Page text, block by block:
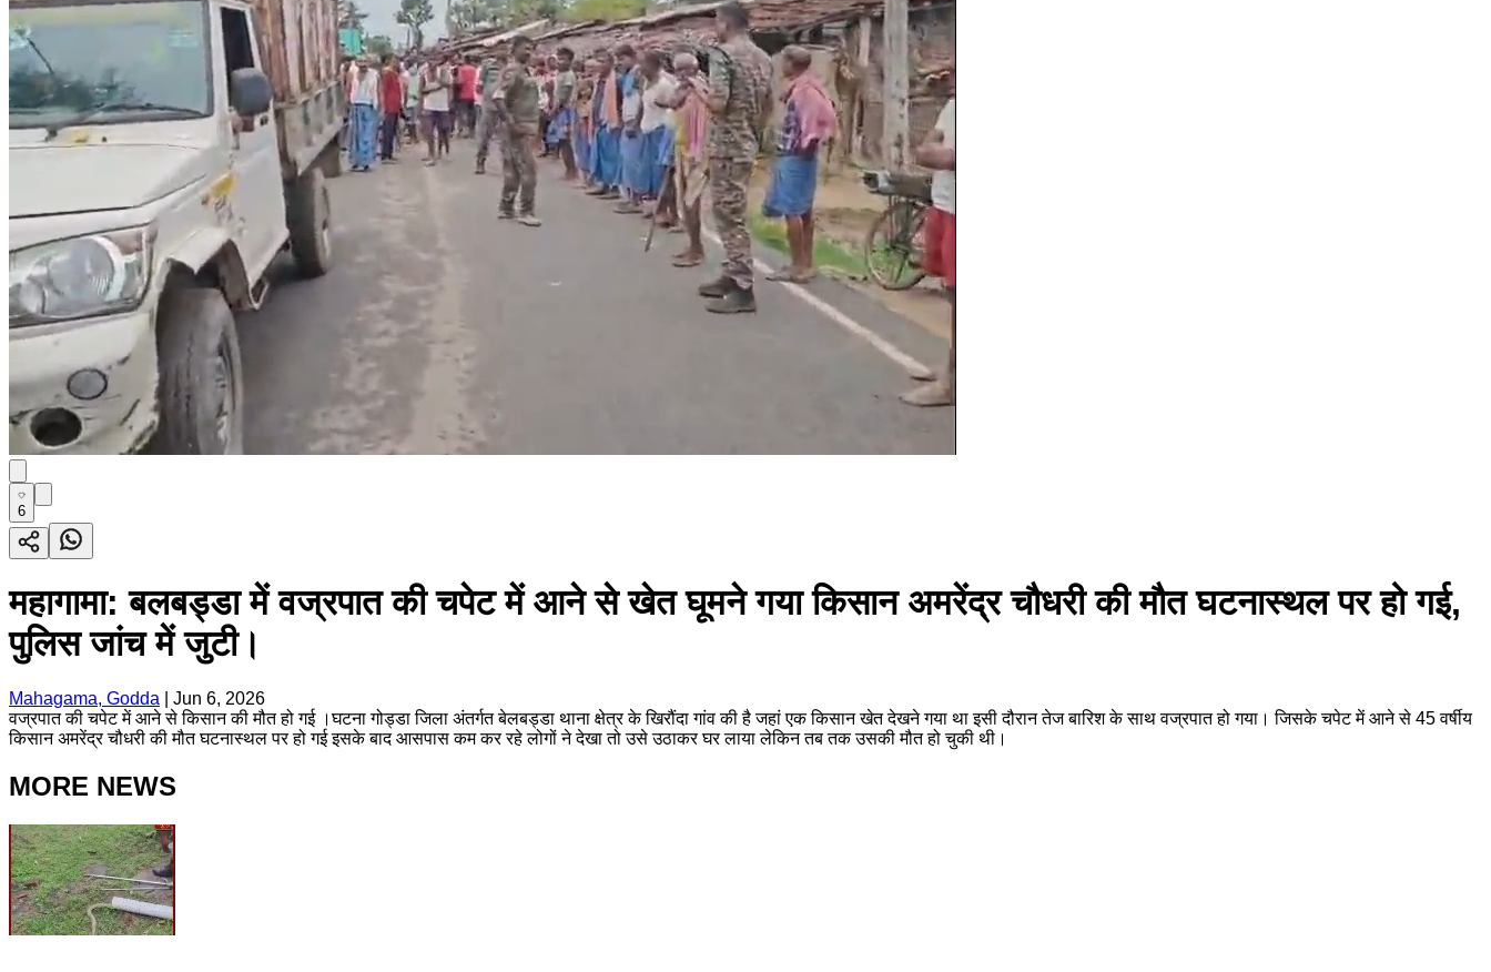
6
महागामा: बलबड्डा में वज्रपात की चपेट में आने से खेत घूमने गया किसान अमरेंद्र चौधरी की मौत घटनास्थल पर हो गई,
पुलिस जांच में जुटी।
Mahagama, Godda
Jun 6, 2026
वज्रपात की चपेट में आने से किसान की मौत हो गई ।घटना गोड्डा जिला अंतर्गत बेलबड्डा थाना क्षेत्र के खिरौंदा गांव की है जहां एक किसान खेत देखने गया था इसी दौरान तेज बारिश के साथ वज्रपात हो गया। जिसके चपेट में आने से 45 वर्षीय
किसान अमरेंद्र चौधरी की मौत घटनास्थल पर हो गई इसके बाद आसपास कम कर रहे लोगों ने देखा तो उसे उठाकर घर लाया लेकिन तब तक उसकी मौत हो चुकी थी।
MORE NEWS